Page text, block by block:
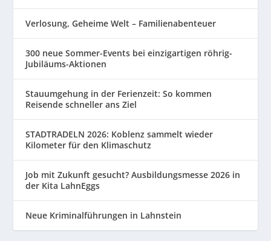
Verlosung, Geheime Welt – Familienabenteuer
300 neue Sommer-Events bei einzigartigen röhrig-
Jubiläums-Aktionen
Stauumgehung in der Ferienzeit: So kommen
Reisende schneller ans Ziel
STADTRADELN 2026: Koblenz sammelt wieder
Kilometer für den Klimaschutz
Job mit Zukunft gesucht? Ausbildungsmesse 2026 in
der Kita LahnEggs
Neue Kriminalführungen in Lahnstein